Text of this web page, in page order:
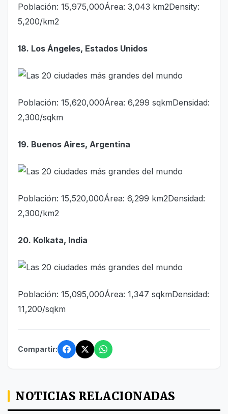
Población: 15,975,000Área: 3,043 km2Density:
5,200/km2
18. Los Ángeles, Estados Unidos
Población: 15,620,000Área: 6,299 sqkmDensidad:
2,300/sqkm
19. Buenos Aires, Argentina
Población: 15,520,000Área: 6,299 km2Densidad:
2,300/km2
20. Kolkata, India
Población: 15,095,000Área: 1,347 sqkmDensidad:
11,200/sqkm
Compartir:
NOTICIAS RELACIONADAS